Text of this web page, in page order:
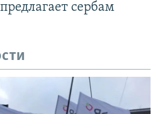
сербам